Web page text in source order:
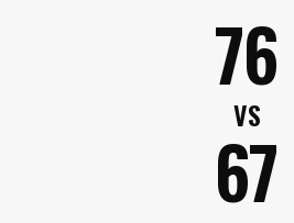
76
VS
67